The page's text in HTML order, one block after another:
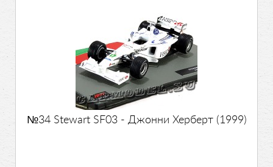
№34 Stewart SF03 - Джонни Херберт (1999)